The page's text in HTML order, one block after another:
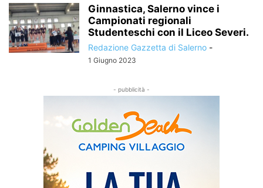
Ginnastica, Salerno vince i
Campionati regionali
Studenteschi con il Liceo Severi.
Redazione Gazzetta di Salerno -
1 Giugno 2023
- pubblicità -